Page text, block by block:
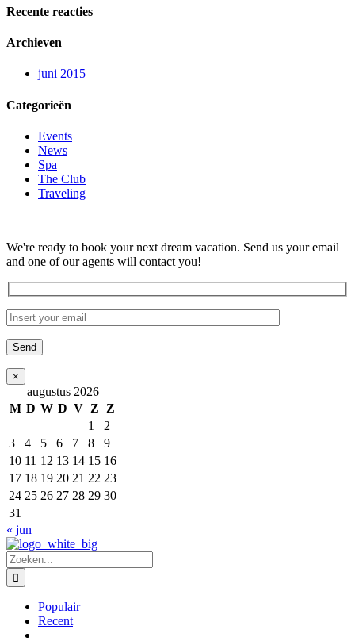
Recente reacties
Archieven
juni 2015
Categorieën
Events
News
Spa
The Club
Traveling
We're ready to book your next dream vacation. Send us your email
and one of our agents will contact you!
×
augustus 2026
M D W D V Z
Z
1
2
3
4 5 6 7 8
9
10 11 12 13 14 15 16
17 18 19 20 21 22 23
24 25 26 27 28 29 30
31
« jun
Zoeken
naar:
Populair
Recent